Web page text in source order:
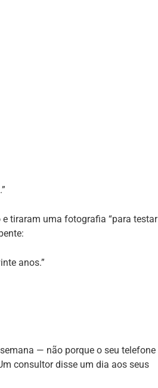
tiraram uma fotografia “para testar
anos.”
— não porque o seu telefone
consultor disse um dia aos seus